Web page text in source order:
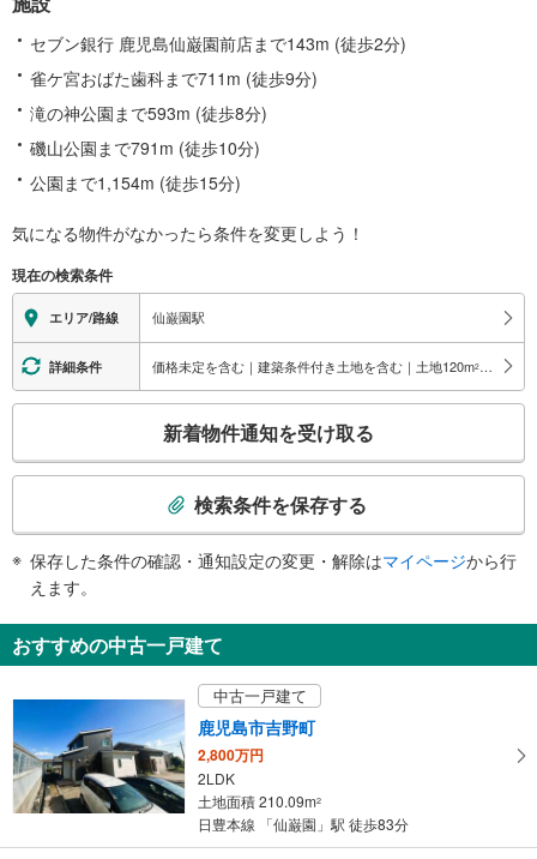
セブン銀行 鹿児島仙巌園前店まで143m (徒歩2分)
雀ケ宮おばた歯科まで711m (徒歩9分)
滝の神公園まで593m (徒歩8分)
磯山公園まで791m (徒歩10分)
公園まで1,154m (徒歩15分)
気になる物件がなかったら条件を変更しよう！
現在の検索条件
エリア/路線 仙巌園駅
詳細条件 価格未定を含む｜建築条件付き土地を含む｜土地120m2 以上
検
知
を
け
取
る
・
条
新着物件通知を受け取る
検索条件を保存する
保存した条件の確認・通知設定の変更・解除はマイページから行
えます。
おすすめの中古一戸建て
中古一戸建て
鹿児島市吉野町
2,800万円
2LDK
土地面積 210.09m2
日豊本線 「仙巌園」駅 徒歩83分